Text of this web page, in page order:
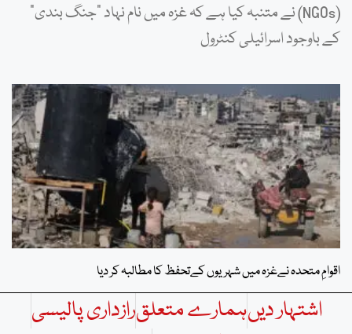
(NGOs) نے متنبہ کیا ہے کہ غزہ میں نام نہاد “جنگ بندی”
کے باوجود اسرائیلی کنٹرول
اقوامِ متحدہ نےغزہ میں شہریوں کےتحفظ کا مطالبہ کر دیا
اشتہار دیںہمارے متعلقرازداری پالیسی